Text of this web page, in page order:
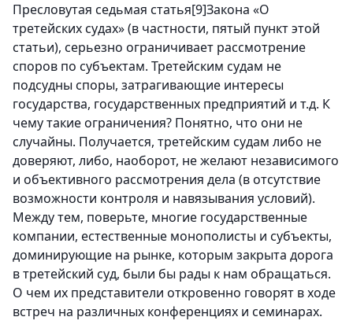
Пресловутая седьмая статья[9]Закона «О
третейских судах» (в частности, пятый пункт этой
статьи), серьезно ограничивает рассмотрение
споров по субъектам. Третейским судам не
подсудны споры, затрагивающие интересы
государства, государственных предприятий и т.д. К
чему такие ограничения? Понятно, что они не
случайны. Получается, третейским судам либо не
доверяют, либо, наоборот, не желают независимого
и объективного рассмотрения дела (в отсутствие
возможности контроля и навязывания условий).
Между тем, поверьте, многие государственные
компании, естественные монополисты и субъекты,
доминирующие на рынке, которым закрыта дорога
в третейский суд, были бы рады к нам обращаться.
О чем их представители откровенно говорят в ходе
встреч на различных конференциях и семинарах.